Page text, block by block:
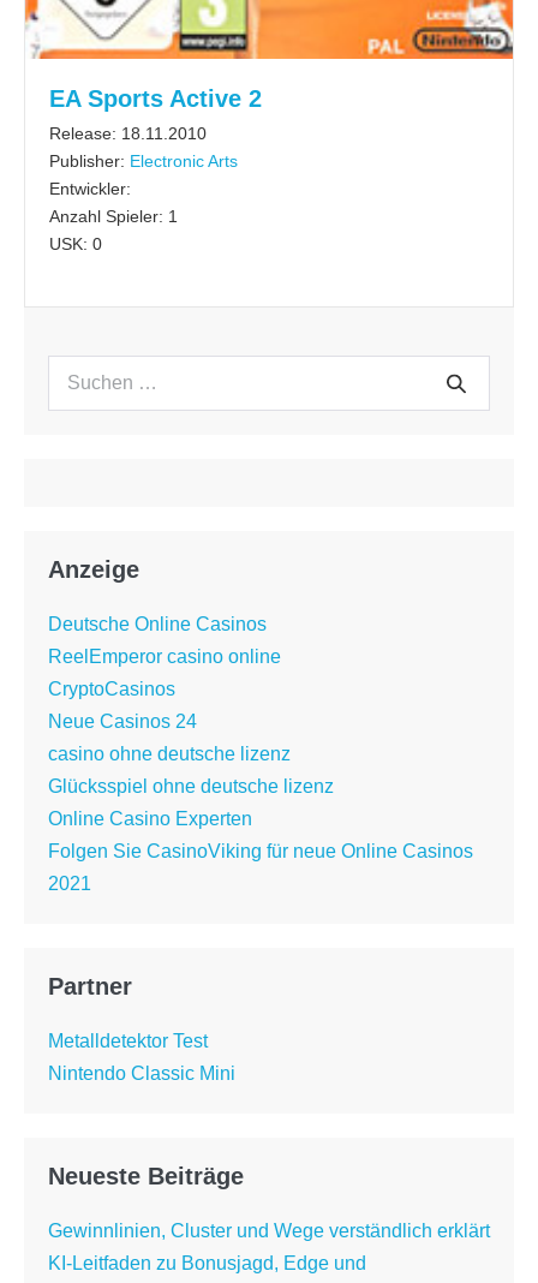
EA Sports Active 2
Release: 18.11.2010
Publisher: Electronic Arts
Entwickler:
Anzahl Spieler: 1
USK: 0
Suchen
Suche
Anzeige
Deutsche Online Casinos
ReelEmperor casino online
CryptoCasinos
Neue Casinos 24
casino ohne deutsche lizenz
Glücksspiel ohne deutsche lizenz
Online Casino Experten
Folgen Sie CasinoViking für neue Online Casinos
2021
Partner
Metalldetektor Test
Nintendo Classic Mini
Neueste Beiträge
Gewinnlinien, Cluster und Wege verständlich erklärt
KI-Leitfaden zu Bonusjagd, Edge und